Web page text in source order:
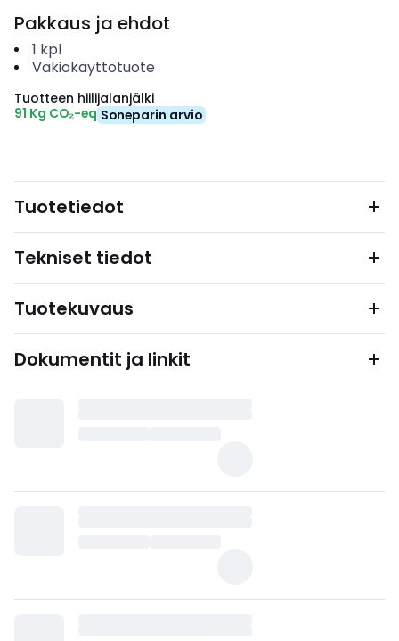
Pakkaus ja ehdot
1 kpl
Vakiokäyttötuote
Tuotteen hiilijalanjälki
91 Kg CO₂-eq Soneparin arvio
Tuotetiedot
Tekniset tiedot
Tuotekuvaus
Dokumentit ja linkit